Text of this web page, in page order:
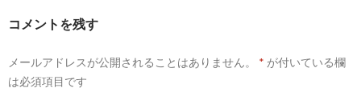
ゲ
シ
コメントを残す
メールアドレスが公開されることはありません。 * が付いている欄
は必須項目です